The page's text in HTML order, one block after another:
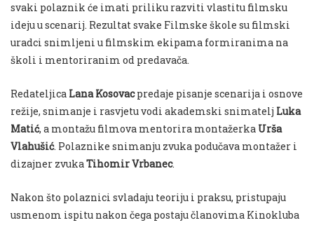
svaki polaznik će imati priliku razviti vlastitu filmsku
ideju u scenarij. Rezultat svake Filmske škole su filmski
uradci snimljeni u filmskim ekipama formiranima na
školi i mentoriranim od predavača.
Redateljica Lana Kosovacpredaje pisanje scenarija i osnove
režije, snimanje i rasvjetu vodi akademski snimatelj Luka
Matić, a montažu filmova mentorira montažerka Urša
Vlahušić. Polaznike snimanju zvuka podučava montažer i
dizajner zvukaTihomir Vrbanec.
Nakon što polaznici svladaju teoriju i praksu, pristupaju
usmenom ispitu nakon čega postaju članovima Kinokluba